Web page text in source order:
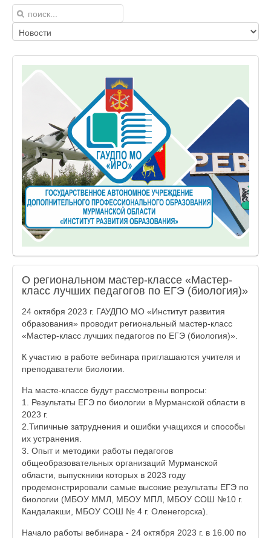
О региональном мастер-классе «Мастер-
класс лучших педагогов по ЕГЭ (биология)»
24 октября 2023 г. ГАУДПО МО «Институт развития
образования» проводит региональный мастер-класс
«Мастер-класс лучших педагогов по ЕГЭ (биология)».
К участию в работе вебинара приглашаются учителя и
преподаватели биологии.
На масте-классе будут рассмотрены вопросы:
1. Результаты ЕГЭ по биологии в Мурманской области в
2023 г.
2.Типичные затруднения и ошибки учащихся и способы
их устранения.
3. Опыт и методики работы педагогов
общеобразовательных организаций Мурманской
области, выпускники которых в 2023 году
продемонстрировали самые высокие результаты ЕГЭ по
биологии (МБОУ ММЛ, МБОУ МПЛ, МБОУ СОШ №10 г.
Кандалакши, МБОУ СОШ № 4 г. Оленегорска).
Начало работы вебинара - 24 октября 2023 г. в 16.00 по